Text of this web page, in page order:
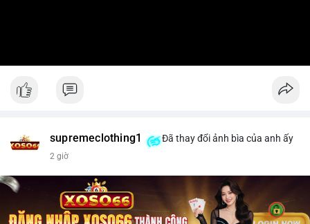
supremeclothing1 Đã thay đổi ảnh bìa của anh ấy
2 giờ